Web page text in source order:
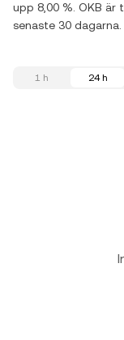
upp 8,00 %. OKB är
senaste 30 dagarna.
1 h 24 h